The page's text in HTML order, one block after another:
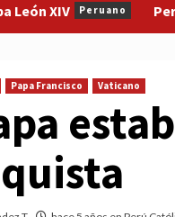
León XIV Peruano
Papa Francisco Vaticano